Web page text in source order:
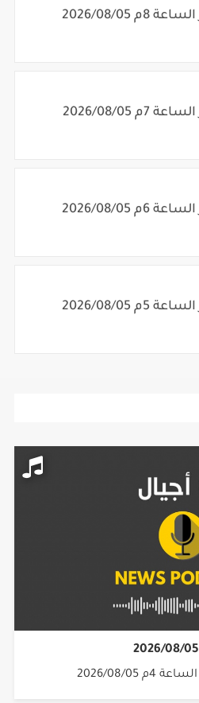
8م 2026/08/05
7م 2026/08/05
6م 2026/08/05
5م 2026/08/05
08/05